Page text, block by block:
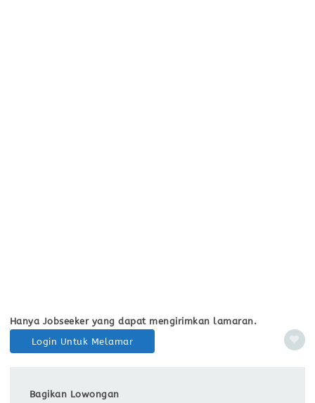
Hanya Jobseeker yang dapat mengirimkan lamaran.
Login Untuk Melamar
Bagikan Lowongan